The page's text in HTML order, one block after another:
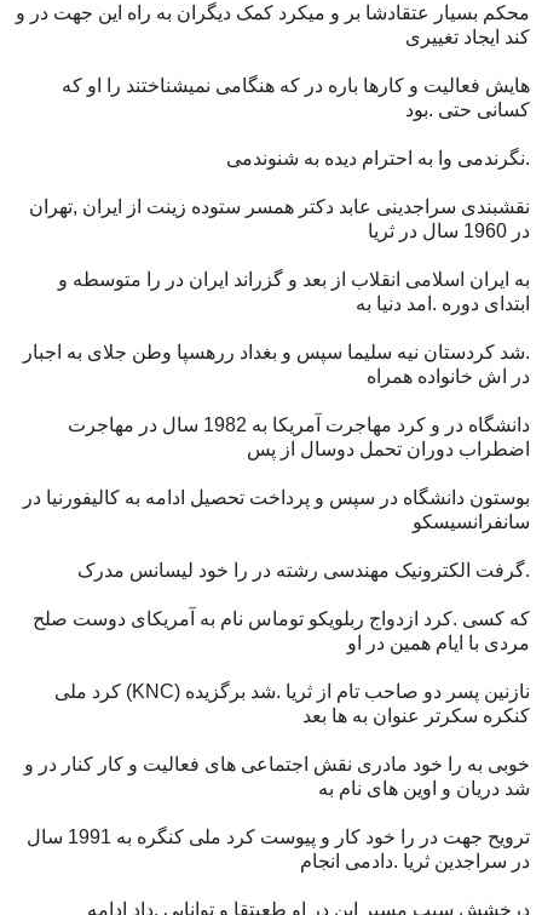
محکم بسیار عتقادشا بر و میکرد کمک دیگران به راه این جهت در و
کند ایجاد تغییری
هایش فعالیت و کارها باره در که هنگامی نمیشناختند را او که
کسانی حتی .بود
.نگرندمی وا به احترام دیده به شنوندمی
نقشبندی سراجدینی عابد دکتر همسر ستوده زینت از ایران ,تهران
در 1960 سال در ثریا
به ایران اسلامی انقلاب از بعد و گزراند ایران در را متوسطه و
ابتدای دوره .امد دنیا به
.شد کردستان نیه سلیما سپس و بغداد ررهسپا وطن جلای به اجبار
در اش خانواده همراه
دانشگاه در و کرد مهاجرت آمریکا به 1982 سال در مهاجرت
اضطراب دوران تحمل دوسال از پس
بوستون دانشگاه در سپس و پرداخت تحصیل ادامه به کالیفورنیا در
سانفرانسیسکو
.گرفت الکترونیک مهندسی رشته در را خود لیسانس مدرک
که کسی .کرد ازدواج ربلویکو توماس نام به آمریکای دوست صلح
مردی با ایام همین در او
نازنین پسر دو صاحب تام از ثریا .شد برگزیده (KNC) کرد ملی
کنکره سکرتر عنوان به ها بعد
خوبی به را خود مادری نقش اجتماعی های فعالیت و کار کنار در و
شد دریان و اوین های نام به
ترویح جهت در را خود کار و پیوست کرد ملی کنگره به 1991 سال
در سراجدین ثریا .دادمی انجام
درخشش سبب مسیر این در او طعیتقا و توانایی .داد ادامه